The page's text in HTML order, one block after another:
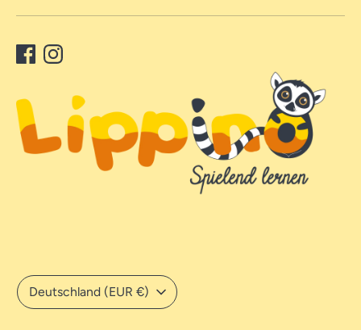
Währung
Deutschland (EUR €)